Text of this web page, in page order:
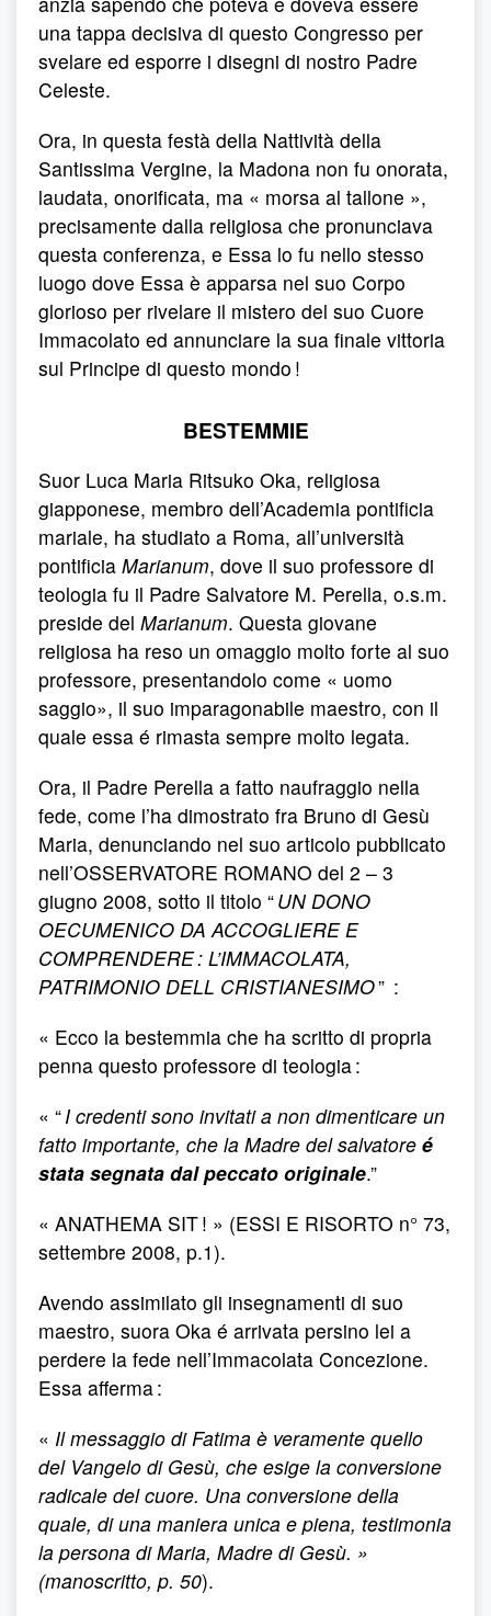
una tappa decisiva di questo Congresso per
svelare ed esporre i disegni di nostro Padre
Celeste.
Ora, in questa festà della Nattività della
Santissima Vergine, la Madona non fu onorata,
laudata, onorificata, ma « morsa al tallone »,
precisamente dalla religiosa che pronunciava
questa conferenza, e Essa lo fu nello stesso
luogo dove Essa è apparsa nel suo Corpo
glorioso per rivelare il mistero del suo Cuore
Immacolato ed annunciare la sua finale vittoria
sul Principe di questo mondo !
BESTEMMIE
Suor Luca Maria Ritsuko Oka, religiosa
giapponese, membro dell’Academia pontificia
mariale, ha studiato a Roma, all’università
pontificia Marianum, dove il suo professore di
teologia fu il Padre Salvatore M. Perella, o.s.m.
preside del Marianum. Questa giovane
religiosa ha reso un omaggio molto forte al suo
professore, presentandolo come « uomo
saggio», il suo imparagonabile maestro, con il
quale essa é rimasta sempre molto legata.
Ora, il Padre Perella a fatto naufraggio nella
fede, come l’ha dimostrato fra Bruno di Gesù
Maria, denunciando nel suo articolo pubblicato
nell’OSSERVATORE ROMANO del 2 – 3
giugno 2008, sotto il titolo “UN DONO
OECUMENICO DA ACCOGLIERE E
COMPRENDERE : L’IMMACOLATA,
PATRIMONIO DELL CRISTIANESIMO” :
« Ecco la bestemmia che ha scritto di propria
penna questo professore di teologia :
« “I credenti sono invitati a non dimenticare un
fatto importante, che la Madre del salvatore é
stata segnata dal peccato originale.”
« ANATHEMA SIT ! » (ESSI E RISORTO n° 73,
settembre 2008, p.1).
Avendo assimilato gli insegnamenti di suo
maestro, suora Oka é arrivata persino lei a
perdere la fede nell’Immacolata Concezione.
Essa afferma :
« Il messaggio di Fatima è veramente quello
del Vangelo di Gesù, che esige la conversione
radicale del cuore. Una conversione della
quale, di una maniera unica e piena, testimonia
la persona di Maria, Madre di Gesù. »
(manoscritto, p. 50).